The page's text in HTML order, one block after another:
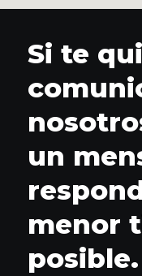
Si te
un
menor
posible.